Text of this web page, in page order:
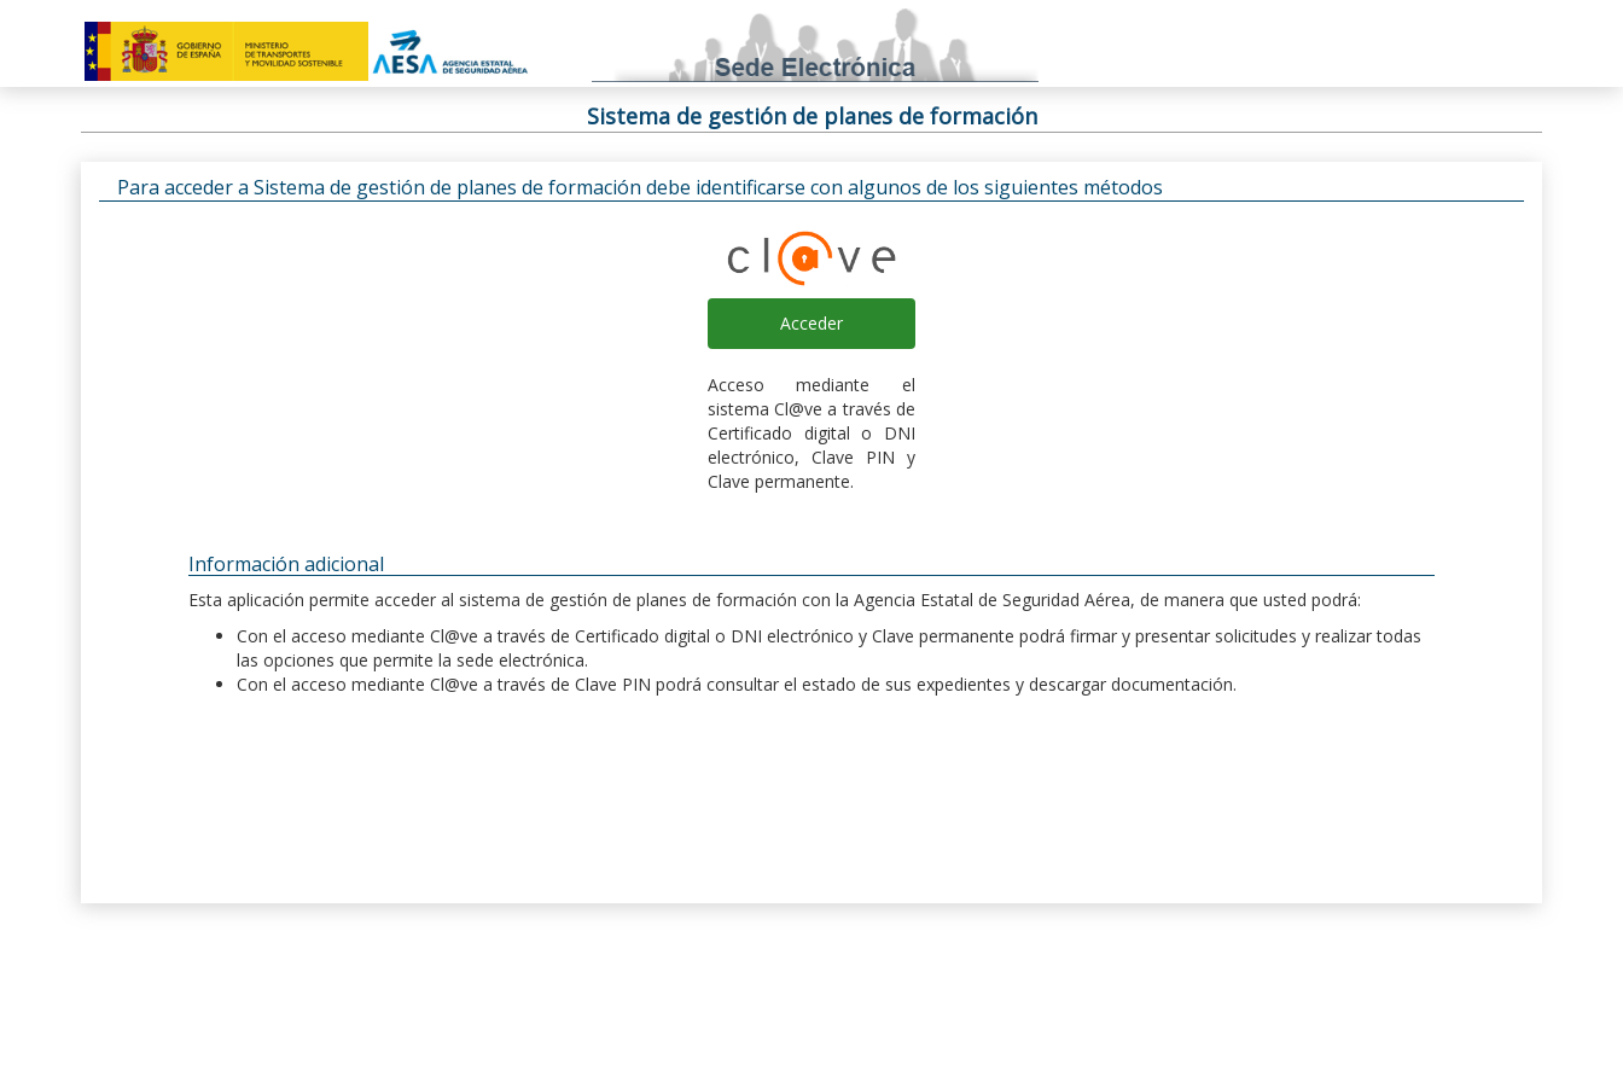
Sistema de gestión de planes de formación
Para acceder a Sistema de gestión de planes de formación debe identificarse con algunos de los siguientes métodos
Acceder
Acceso mediante el
sistema Cl@ve a través de
Certificado digital o DNI
electrónico, Clave PIN y
Clave permanente.
Información adicional
Esta aplicación permite acceder al sistema de gestión de planes de formación con la Agencia Estatal de Seguridad Aérea, de manera que usted podrá:
Con el acceso mediante Cl@ve a través de Certificado digital o DNI electrónico y Clave permanente podrá firmar y presentar solicitudes y realizar todas
las opciones que permite la sede electrónica.
Con el acceso mediante Cl@ve a través de Clave PIN podrá consultar el estado de sus expedientes y descargar documentación.